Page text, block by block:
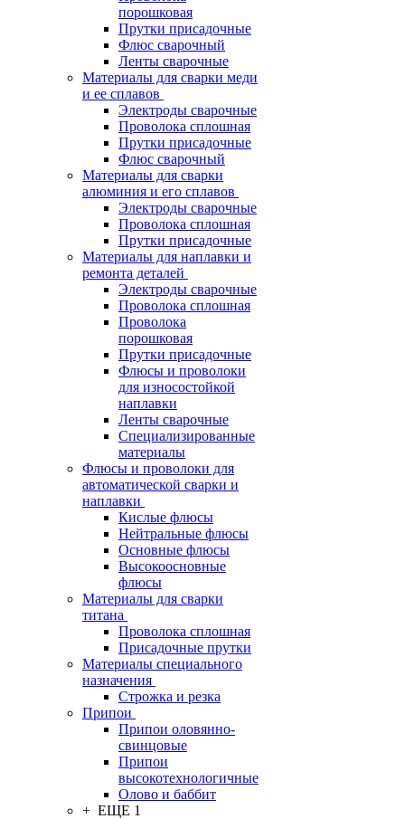
порошковая
Прутки присадочные
Флюс сварочный
Ленты сварочные
Материалы для сварки меди
и ее сплавов
Электроды сварочные
Проволока сплошная
Прутки присадочные
Флюс сварочный
Материалы для сварки
алюминия и его сплавов
Электроды сварочные
Проволока сплошная
Прутки присадочные
Материалы для наплавки и
ремонта деталей
Электроды сварочные
Проволока сплошная
Проволока
порошковая
Прутки присадочные
Флюсы и проволоки
для износостойкой
наплавки
Ленты сварочные
Специализированные
материалы
Флюсы и проволоки для
автоматической сварки и
наплавки
Кислые флюсы
Нейтральные флюсы
Основные флюсы
Высокоосновные
флюсы
Материалы для сварки
титана
Проволока сплошная
Присадочные прутки
Материалы специального
назначения
Строжка и резка
Припои
Припои оловянно-
свинцовые
Припои
высокотехнологичные
Олово и баббит
+ ЕЩЕ 1